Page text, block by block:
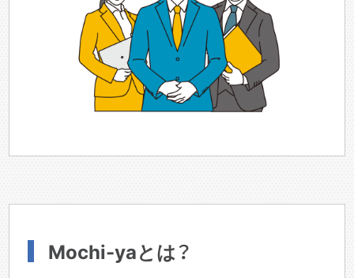
Mochi-yaとは？